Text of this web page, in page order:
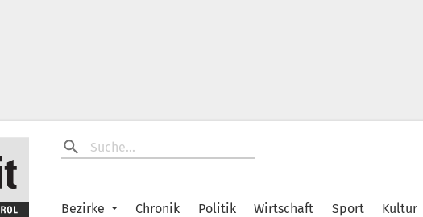
Bezirke Chronik Politik Wirtschaft Sport Kultur